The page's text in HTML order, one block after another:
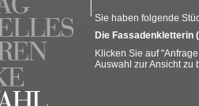
Sie haben folgende
Die Fassadenkletterin
Klicken Sie auf
Auswahl zur Ansicht zu